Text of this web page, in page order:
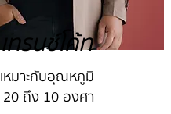
เทรนช์โค้ท
เหมาะกับอุณหภูมิ
20 ถึง 10 องศา